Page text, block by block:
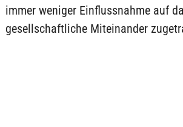
immer weniger Einflussnahme auf
gesellschaftliche Miteinander